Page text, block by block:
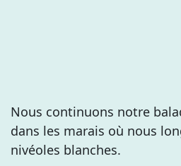
Nous continuons notre
dans les marais où nous
nivéoles blanches.